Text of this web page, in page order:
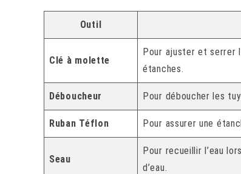
Outil
Clé à molette
Pour ajuster et serrer
étanches.
Déboucheur Pour déboucher les
Ruban Téflon Pour assurer une
Seau
Pour recueillir l’eau
d’eau.